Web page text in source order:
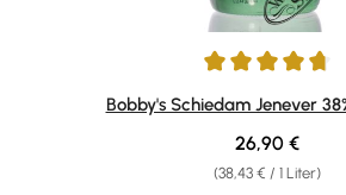
Durchschnittliche Bewertung von 4.71
Bobby's Schiedam Jenever
(38,43 € / 1 Liter)
Regulärer
26,90 €